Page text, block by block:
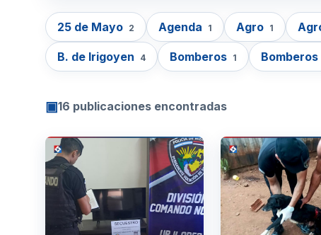
25 de Mayo 2 Agenda 1 Agro 1
B. de Irigoyen 4 Bomberos 1
▣16 publicaciones encontradas